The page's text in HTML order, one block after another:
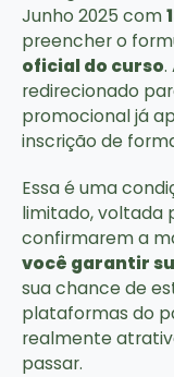
Junho 2025 com
preencher o
oficial do curso.
redirecionado
promocional já
inscrição de
Essa é uma
limitado, voltada
confirmarem a
você garantir
sua chance de
plataformas do
realmente
passar.